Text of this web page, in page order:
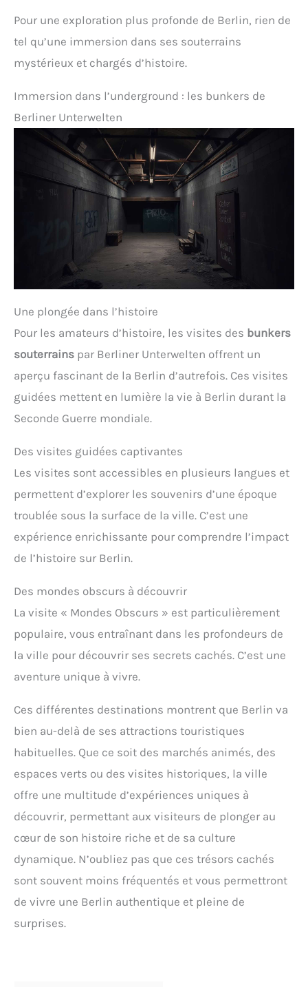
Pour une exploration plus profonde de Berlin, rien de
tel qu’une immersion dans ses souterrains
mystérieux et chargés d’histoire.
Immersion dans l’underground : les bunkers de
Berliner Unterwelten
Une plongée dans l’histoire
Pour les amateurs d’histoire, les visites des bunkers
souterrains par Berliner Unterwelten offrent un
aperçu fascinant de la Berlin d’autrefois. Ces visites
guidées mettent en lumière la vie à Berlin durant la
Seconde Guerre mondiale.
Des visites guidées captivantes
Les visites sont accessibles en plusieurs langues et
permettent d’explorer les souvenirs d’une époque
troublée sous la surface de la ville. C’est une
expérience enrichissante pour comprendre l’impact
de l’histoire sur Berlin.
Des mondes obscurs à découvrir
La visite « Mondes Obscurs » est particulièrement
populaire, vous entraînant dans les profondeurs de
la ville pour découvrir ses secrets cachés. C’est une
aventure unique à vivre.
Ces différentes destinations montrent que Berlin va
bien au-delà de ses attractions touristiques
habituelles. Que ce soit des marchés animés, des
espaces verts ou des visites historiques, la ville
offre une multitude d’expériences uniques à
découvrir, permettant aux visiteurs de plonger au
cœur de son histoire riche et de sa culture
dynamique. N’oubliez pas que ces trésors cachés
sont souvent moins fréquentés et vous permettront
de vivre une Berlin authentique et pleine de
surprises.